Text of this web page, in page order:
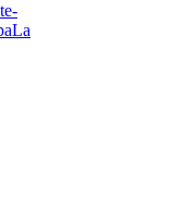
La